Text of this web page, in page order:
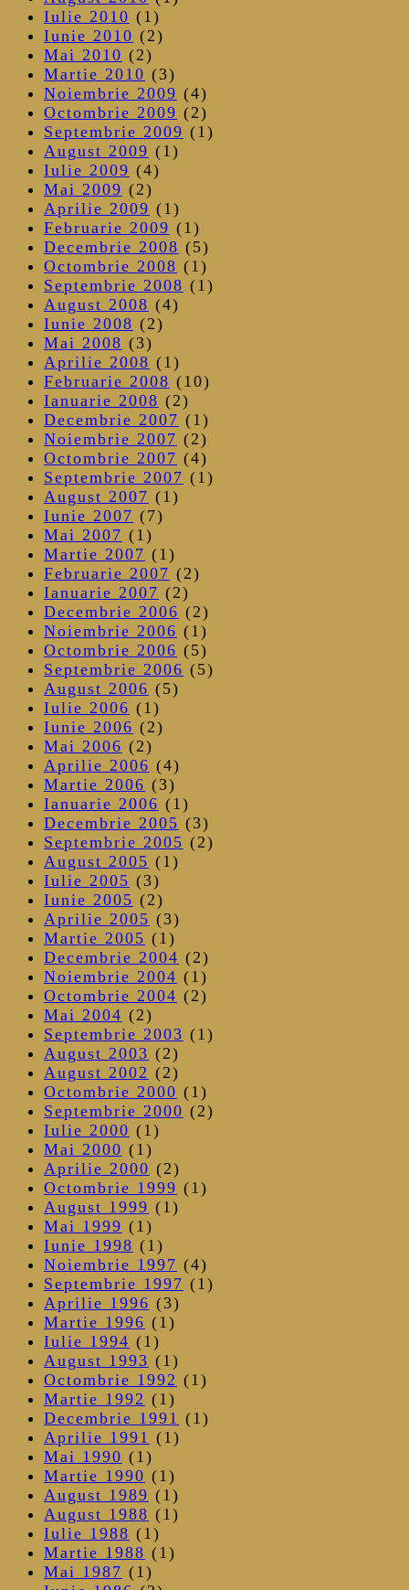
Iulie 2010 (1)
Iunie 2010 (2)
Mai 2010 (2)
Martie 2010 (3)
Noiembrie 2009 (4)
Octombrie 2009 (2)
Septembrie 2009 (1)
August 2009 (1)
Iulie 2009 (4)
Mai 2009 (2)
Aprilie 2009 (1)
Februarie 2009 (1)
Decembrie 2008 (5)
Octombrie 2008 (1)
Septembrie 2008 (1)
August 2008 (4)
Iunie 2008 (2)
Mai 2008 (3)
Aprilie 2008 (1)
Februarie 2008 (10)
Ianuarie 2008 (2)
Decembrie 2007 (1)
Noiembrie 2007 (2)
Octombrie 2007 (4)
Septembrie 2007 (1)
August 2007 (1)
Iunie 2007 (7)
Mai 2007 (1)
Martie 2007 (1)
Februarie 2007 (2)
Ianuarie 2007 (2)
Decembrie 2006 (2)
Noiembrie 2006 (1)
Octombrie 2006 (5)
Septembrie 2006 (5)
August 2006 (5)
Iulie 2006 (1)
Iunie 2006 (2)
Mai 2006 (2)
Aprilie 2006 (4)
Martie 2006 (3)
Ianuarie 2006 (1)
Decembrie 2005 (3)
Septembrie 2005 (2)
August 2005 (1)
Iulie 2005 (3)
Iunie 2005 (2)
Aprilie 2005 (3)
Martie 2005 (1)
Decembrie 2004 (2)
Noiembrie 2004 (1)
Octombrie 2004 (2)
Mai 2004 (2)
Septembrie 2003 (1)
August 2003 (2)
August 2002 (2)
Octombrie 2000 (1)
Septembrie 2000 (2)
Iulie 2000 (1)
Mai 2000 (1)
Aprilie 2000 (2)
Octombrie 1999 (1)
August 1999 (1)
Mai 1999 (1)
Iunie 1998 (1)
Noiembrie 1997 (4)
Septembrie 1997 (1)
Aprilie 1996 (3)
Martie 1996 (1)
Iulie 1994 (1)
August 1993 (1)
Octombrie 1992 (1)
Martie 1992 (1)
Decembrie 1991 (1)
Aprilie 1991 (1)
Mai 1990 (1)
Martie 1990 (1)
August 1989 (1)
August 1988 (1)
Iulie 1988 (1)
Martie 1988 (1)
Mai 1987 (1)